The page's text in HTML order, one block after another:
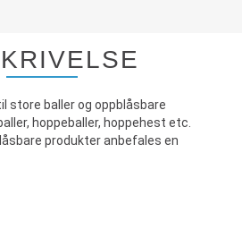
store baller og oppblåsbare
hoppeballer, hoppehest etc.
produkter anbefales en